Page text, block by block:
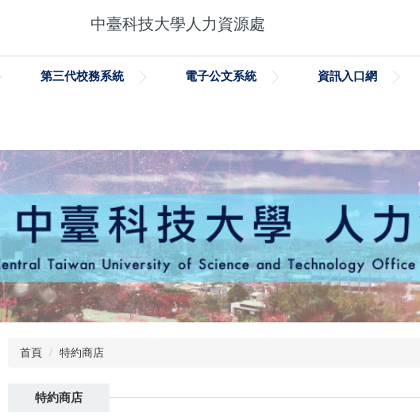
中臺科技大學人力資源處
第三代校務系統 電子公文系統 資訊入口網
首頁 特約商店
特約商店